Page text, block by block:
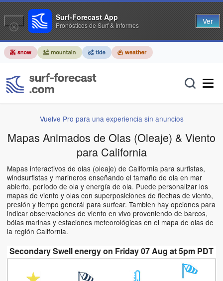
Vuelve Pro para una experiencia sin anuncios
Mapas Animados de Olas (Oleaje) & Viento
para California
Mapas interactivos de olas (oleaje) de California para surfistas,
windsurfistas y marineros enseñando el tamaño de ola en mar
abierto, período de ola y energía de ola. Puede personalizar los
mapas de viento y olas con superposiciones de flechas de viento,
presión y tiempo generál para surfear. Tambien hay opciones para
indicar observaciones de viento en vivo proveniendo de barcos,
bóias marinas y estaciones meteorológicas en el mapa de olas de
la región California.
Secondary Swell energy on Friday 07 Aug at 5pm PDT
Surf-Forecast App
Pronósticos de Surf & Informes Ver